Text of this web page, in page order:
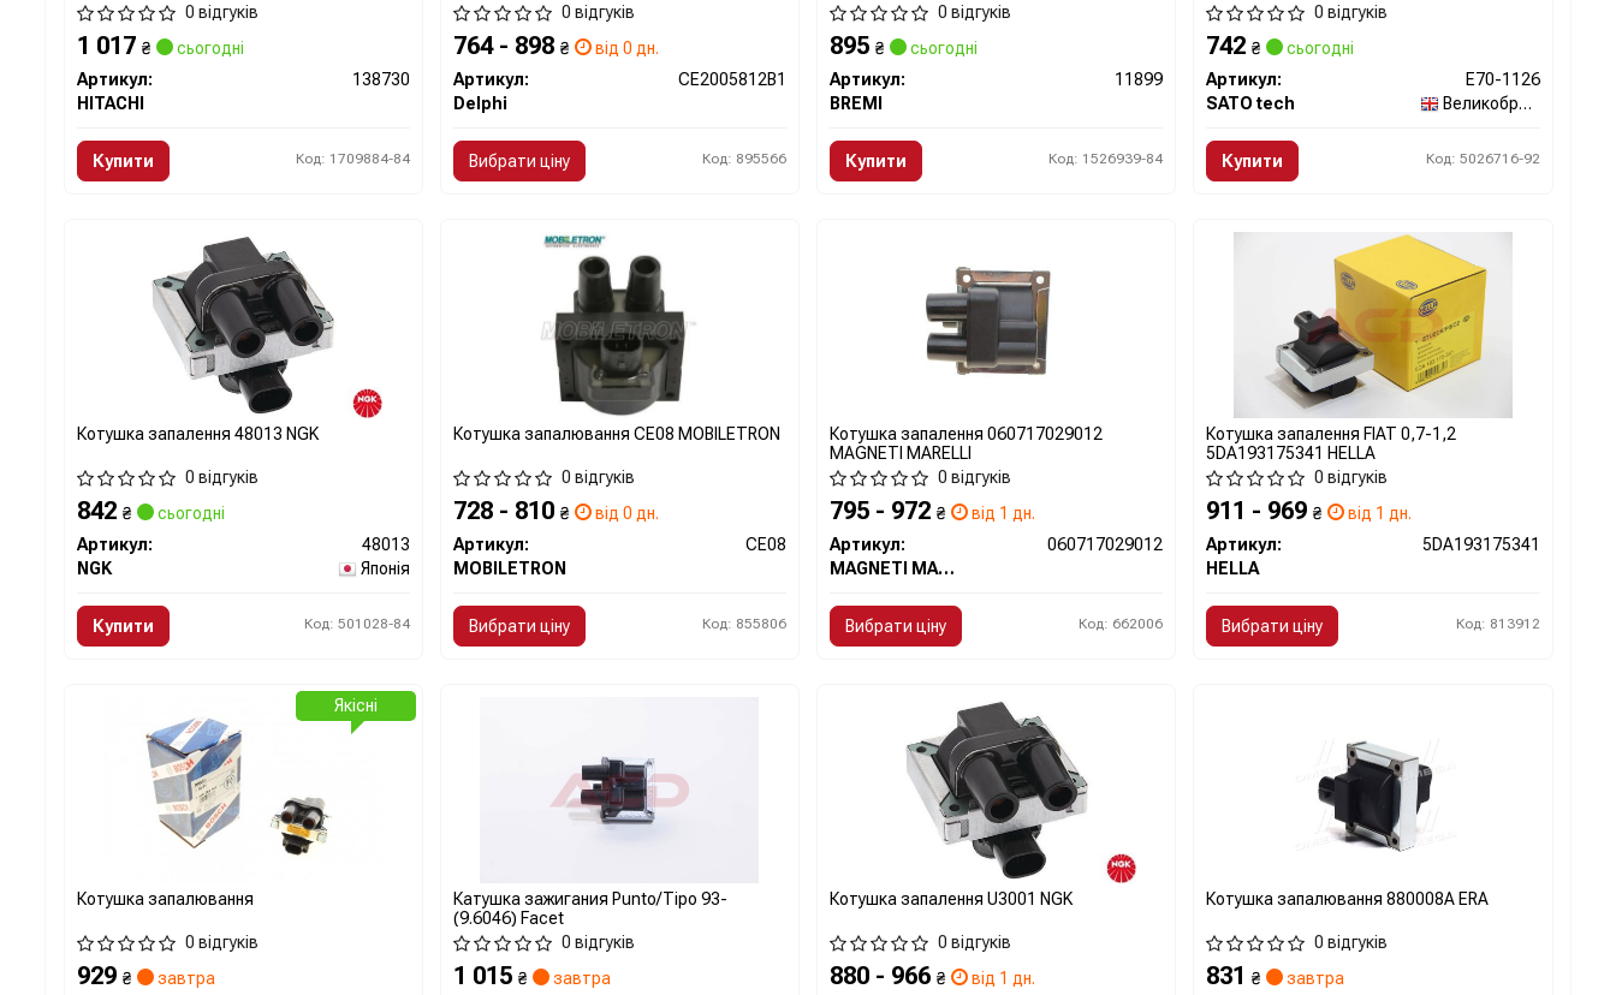
0 відгуків
1 017 ₴
сьогодні
Артикул:
138730
HITACHI
Купити Код: 1709884-84
0 відгуків
764 - 898 ₴
від 0 дн.
Артикул:
CE2005812B1
Delphi
Вибрати ціну Код: 895566
0 відгуків
895 ₴
сьогодні
Артикул:
11899
BREMI
Купити Код: 1526939-84
0 відгуків
742₴
сьогодні
Артикул:
E70-1126
SATO tech
Великобританія
Купити Код: 5026716-92
Котушка запалення 48013 NGK
0 відгуків
842 ₴
сьогодні
Артикул:
48013
NGK
Японія
Купити Код: 501028-84
Котушка запалювання CE08 MOBILETRON
0 відгуків
728 - 810 ₴
від 0 дн.
Артикул:
CE08
MOBILETRON
Вибрати ціну Код: 855806
Котушка запалення 060717029012
MAGNETI MARELLI
0 відгуків
795 - 972 ₴
від 1 дн.
Артикул:
060717029012
MAGNETI MARELLI
Вибрати ціну Код: 662006
Котушка запалення FIAT 0,7-1,2
5DA193175341 HELLA
0 відгуків
911 - 969₴
від 1 дн.
Артикул:
5DA193175341
HELLA
Вибрати ціну Код: 813912
Котушка запалювання
0 відгуків
929 ₴
завтра
Якісні
Катушка зажигания Punto/Tipo 93-
(9.6046) Facet
0 відгуків
1 015 ₴
завтра
Котушка запалення U3001 NGK
0 відгуків
880 - 966 ₴
від 1 дн.
Котушка запалювання 880008A ERA
0 відгуків
831₴
завтра